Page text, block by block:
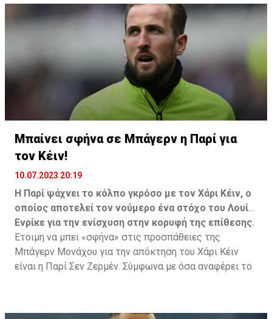
Ρουίθ για έμψυχο αντάλλαγμα, συν ένα μεγάλο
χρηματικό ποσό.
Μπαίνει σφήνα σε Μπάγερν η Παρί για
τον Κέιν!
10.07.2023 20:19
Η Παρί ψάχνει το κόλπο γκρόσο με τον Χάρι Κέιν, ο
οποίος αποτελεί τον νούμερο ένα στόχο του Λουίς
Ενρίκε για την ενίσχυση στην κορυφή της επίθεσης.
Έτοιμη να μπει «σφήνα» στις προσπάθειες της
Μπάγερν Μονάχου για την απόκτηση του Χάρι Κέιν
είναι η Παρί Σεν Ζερμέν. Σύμφωνα με όσα αναφέρει το